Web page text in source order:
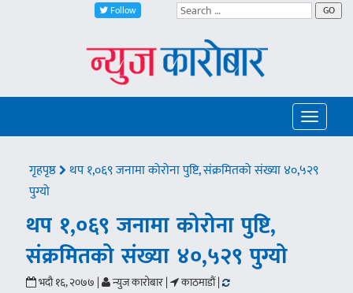
Follow GO
Toggle
गृहपृष्ठ
थप १,०६९ जनामा कोरोना पुष्टि, संक्रमितको संख्या ४०,५२९
पुग्यो
थप १,०६९ जनामा कोरोना पुष्टि,
संक्रमितको संख्या ४०,५२९ पुग्यो
भदौ १६, २०७७ | न्युज कारोबार | काठमाडौं |